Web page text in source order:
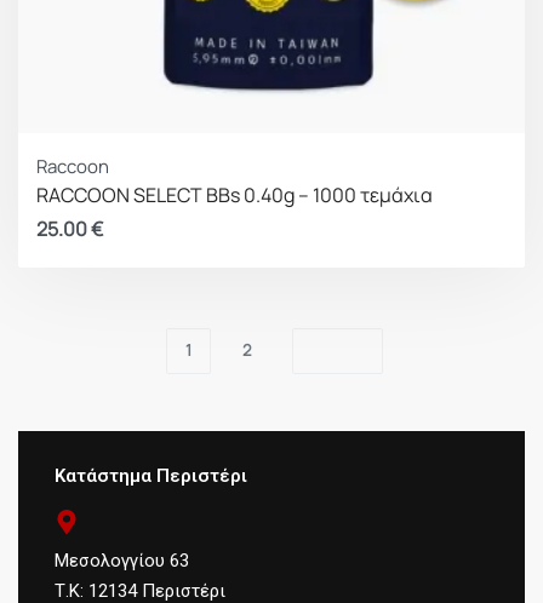
Raccoon
RACCOON SELECT BBs 0.40g – 1000 τεμάχια
25.00€
1 2
Κατάστημα Περιστέρι
Μεσολογγίου 63
Τ.Κ: 12134 Περιστέρι